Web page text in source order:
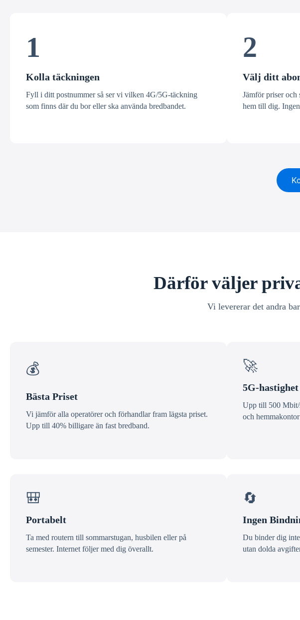
1
Kolla täckningen
Fyll i ditt postnummer så ser vi vilken 4G/5G-täckning
som finns där du bor eller ska använda bredbandet.
2
Välj ditt
Jämför priser och
hem till dig.
Därför väljer
Vi levererar det andra
💰
Bästa Priset
Vi jämför alla operatörer och förhandlar fram lägsta priset.
Upp till 40% billigare än fast bredband.
🚀
5G-hastighet
Upp till 500 Mbit/
och
🎒
Portabelt
Ta med routern till sommarstugan, husbilen eller på
semester. Internet följer med dig överallt.
🔄
Ingen
Du binder dig
utan dolda